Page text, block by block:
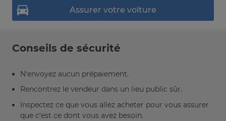
Assurer votre voiture
Conseils de sécurité
N’envoyez aucun prépaiement.
Rencontrez le vendeur dans un lieu public sûr.
Inspectez ce que vous allez acheter pour vous assurer
que c’est ce dont vous avez besoin.